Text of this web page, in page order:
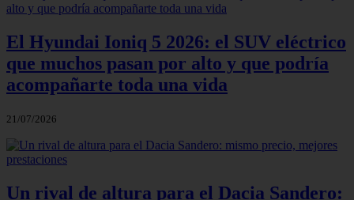
El Hyundai Ioniq 5 2026: el SUV eléctrico
que muchos pasan por alto y que podría
acompañarte toda una vida
21/07/2026
Un rival de altura para el Dacia Sandero: